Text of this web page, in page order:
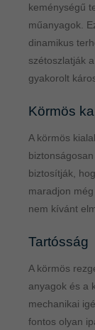
keménységű
műanyagok.
dinamikus
szétoszlatják
gyakorolt
Körmös
A körmös
biztosítják,
maradjon
nem kívánt
Tartósság
A körmös
anyagok és a
mechanikai
fontos olyan